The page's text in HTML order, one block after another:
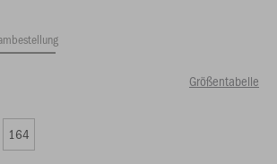
Größentabelle
164